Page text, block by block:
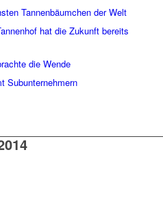
Tannenbäumchen der Welt
hat die Zukunft bereits
die Wende
Subunternehmern